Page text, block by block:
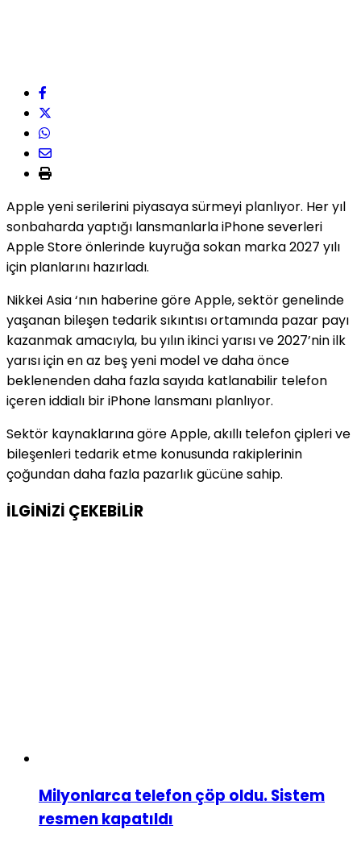
Apple yeni serilerini piyasaya sürmeyi planlıyor. Her yıl
sonbaharda yaptığı lansmanlarla iPhone severleri
Apple Store önlerinde kuyruğa sokan marka 2027 yılı
için planlarını hazırladı.
Nikkei Asia ‘nın haberine göre Apple, sektör genelinde
yaşanan bileşen tedarik sıkıntısı ortamında pazar payı
kazanmak amacıyla, bu yılın ikinci yarısı ve 2027’nin ilk
yarısı için en az beş yeni model ve daha önce
beklenenden daha fazla sayıda katlanabilir telefon
içeren iddialı bir iPhone lansmanı planlıyor.
Sektör kaynaklarına göre Apple, akıllı telefon çipleri ve
bileşenleri tedarik etme konusunda rakiplerinin
çoğundan daha fazla pazarlık gücüne sahip.
İLGİNİZİ ÇEKEBİLİR
Milyonlarca telefon çöp oldu. Sistem
resmen kapatıldı